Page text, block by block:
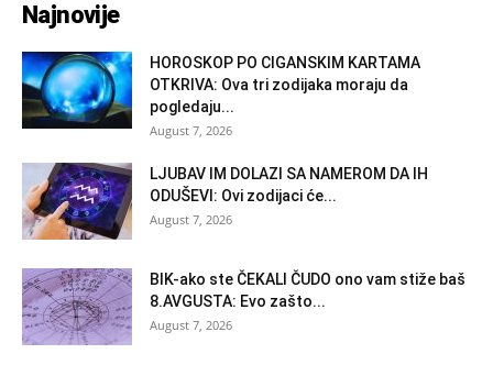
Najnovije
HOROSKOP PO CIGANSKIM KARTAMA
OTKRIVA: Ova tri zodijaka moraju da
pogledaju...
August 7, 2026
LJUBAV IM DOLAZI SA NAMEROM DA IH
ODUŠEVI: Ovi zodijaci će...
August 7, 2026
BIK-ako ste ČEKALI ČUDO ono vam stiže baš
8.AVGUSTA: Evo zašto...
August 7, 2026